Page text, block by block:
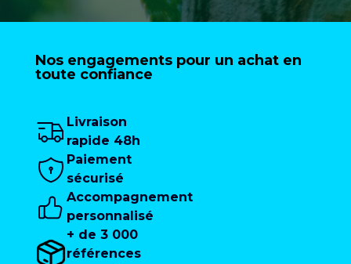
Nos engagements pour un achat en
toute confiance
Livraison
rapide 48h
Paiement
sécurisé
Accompagnement
personnalisé
+ de 3 000
références